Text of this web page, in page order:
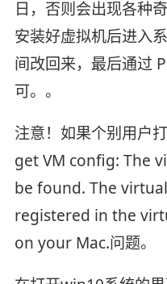
日，否则会出现各种
安装好虚拟机后进入
间改回来，最后通过
可。。
注意！如果个别用户
get VM config: The
be found. The
registered in the
on your Mac.问题。